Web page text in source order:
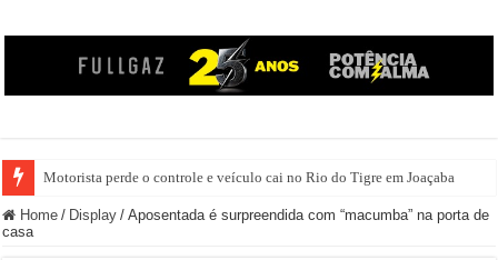
Motorista perde o controle e veículo cai no Rio do Tigre em Joaçaba
Dom Mário Marquez celebra 20 anos de Ordenação Episcopal
Home / Display / Aposentada é surpreendida com “macumba” na porta de
casa